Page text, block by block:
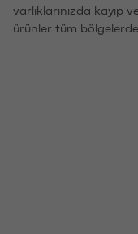
varlıklarınızda kayıp
ürünler tüm